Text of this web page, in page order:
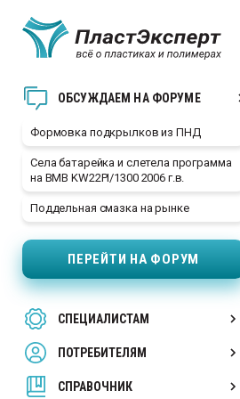
ОБСУЖДАЕМ НА ФОРУМЕ
Формовка подкрылков из ПНД
Села батарейка и слетела программа
на BMB KW22PI/1300 2006 г.в.
Поддельная смазка на рынке
ПЕРЕЙТИ НА ФОРУМ
СПЕЦИАЛИСТАМ
ПОТРЕБИТЕЛЯМ
СПРАВОЧНИК